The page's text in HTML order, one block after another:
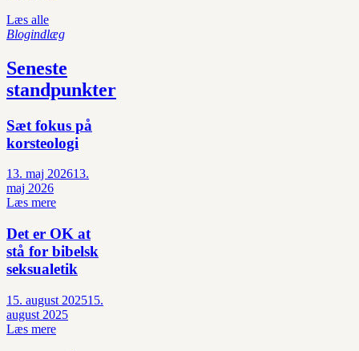
Læs alle
Blogindlæg
Seneste
standpunkter
Sæt fokus på
korsteologi
13. maj 202613.
maj 2026
Læs mere
Det er OK at
stå for bibelsk
seksualetik
15. august 202515.
august 2025
Læs mere